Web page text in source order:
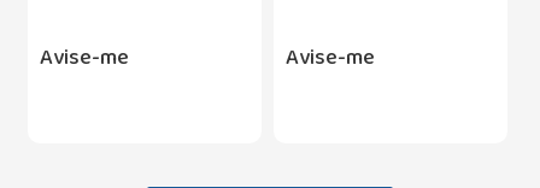
Avise-me Avise-me